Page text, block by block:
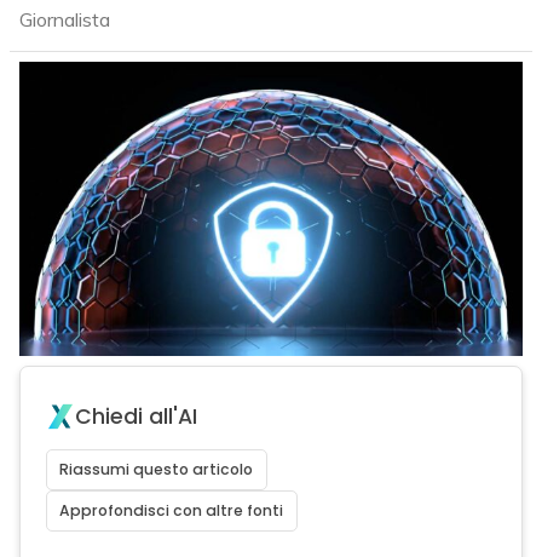
Giornalista
Chiedi all'AI
Riassumi questo articolo
Approfondisci con altre fonti